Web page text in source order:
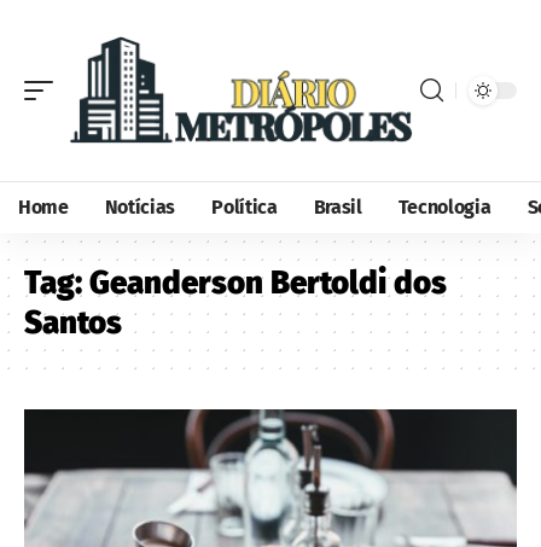
Home Notícias Política Brasil Tecnologia
Tag:Geanderson Bertoldi dos
Santos